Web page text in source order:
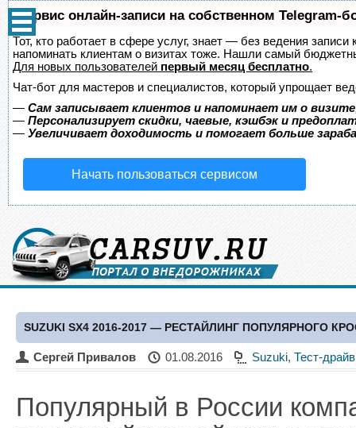
Сервис онлайн-записи на собственном Telegram-
Тот, кто работает в сфере услуг, знает — без ведения
напоминать клиентам о визитах тоже. Нашли самый
Для новых пользователей первый месяц бесплатно.
Чат-бот для мастеров и специалистов, который упрощает
— Сам записывает клиентов и напоминает им о
— Персонализирует скидки, чаевые, кэшбэк и
— Увеличивает доходимость и помогает больше
Начать пользоваться сервисом
SUZUKI SX4 2016-2017 — РЕСТАЙЛИНГ ПОПУЛЯРНОГО
Сергей Привалов 01.08.2016 Suzuki, Тест-
Популярный в России